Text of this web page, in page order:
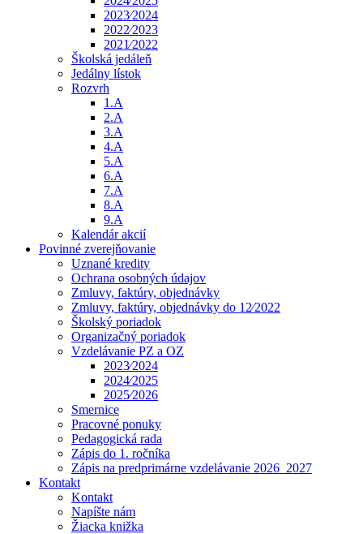
2023⁄2024
2022⁄2023
2021⁄2022
Školská jedáleň
Jedálny lístok
Rozvrh
1.A
2.A
3.A
4.A
5.A
6.A
7.A
8.A
9.A
Kalendár akcií
Povinné zverejňovanie
Uznané kredity
Ochrana osobných údajov
Zmluvy, faktúry, objednávky
Zmluvy, faktúry, objednávky do 12⁄2022
Školský poriadok
Organizačný poriadok
Vzdelávanie PZ a OZ
2023⁄2024
2024⁄2025
2025⁄2026
Smernice
Pracovné ponuky
Pedagogická rada
Zápis do 1. ročníka
Zápis na predprimárne vzdelávanie 2026_2027
Kontakt
Kontakt
Napíšte nám
Žiacka knižka